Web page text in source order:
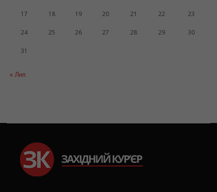
« Лип
17 18 19 20 21 22 23
24 25 26 27 28 29 30
31